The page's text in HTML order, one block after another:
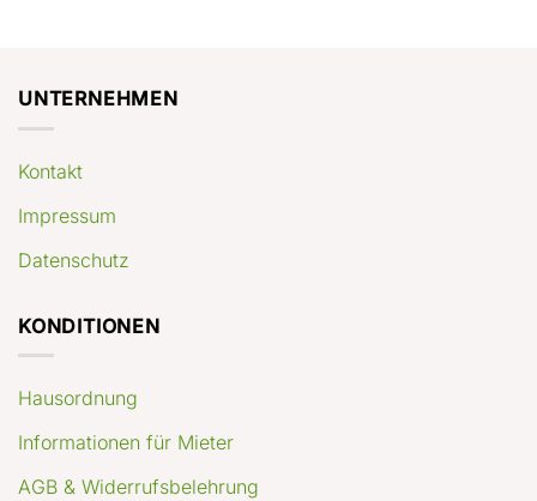
UNTERNEHMEN
Kontakt
Impressum
Datenschutz
KONDITIONEN
Hausordnung
Informationen für Mieter
AGB & Widerrufsbelehrung